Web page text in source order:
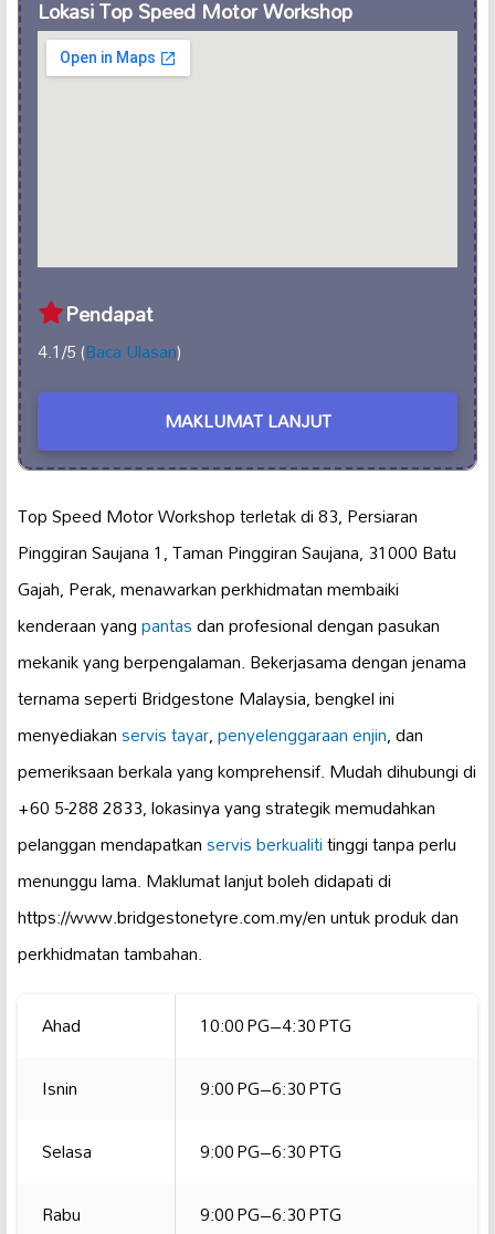
Lokasi Top Speed Motor Workshop
Pendapat
4.1/5 (Baca Ulasan)
MAKLUMAT LANJUT
Top Speed Motor Workshop terletak di 83, Persiaran
Pinggiran Saujana 1, Taman Pinggiran Saujana, 31000 Batu
Gajah, Perak, menawarkan perkhidmatan membaiki
kenderaan yangpantasdan profesional dengan pasukan
mekanik yang berpengalaman. Bekerjasama dengan jenama
ternama seperti Bridgestone Malaysia, bengkel ini
menyediakanservis tayar,penyelenggaraan enjin, dan
pemeriksaan berkala yang komprehensif. Mudah dihubungi di
+60 5-288 2833, lokasinya yang strategik memudahkan
pelanggan mendapatkanservis berkualititinggi tanpa perlu
menunggu lama. Maklumat lanjut boleh didapati di
https://www.bridgestonetyre.com.my/en untuk produk dan
perkhidmatan tambahan.
Ahad
10:00 PG–4:30 PTG
Isnin
9:00 PG–6:30 PTG
Selasa
9:00 PG–6:30 PTG
Rabu
9:00 PG–6:30 PTG